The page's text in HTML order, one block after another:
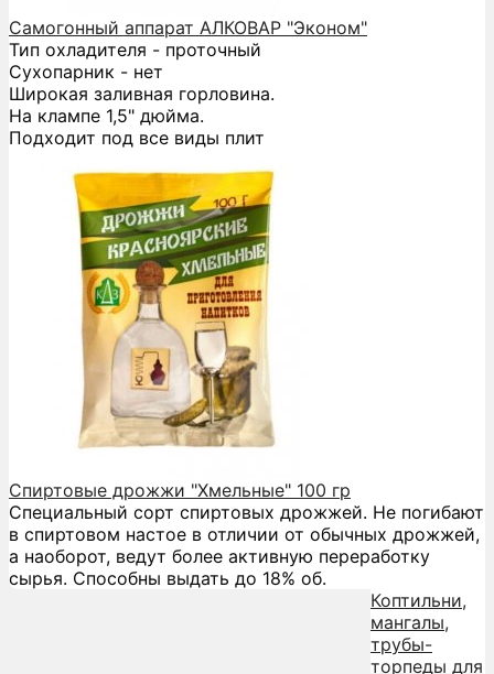
Самогонный аппарат АЛКОВАР "Эконом"
Тип охладителя - проточный
Сухопарник - нет
Широкая заливная горловина.
На клампе 1,5" дюйма.
Подходит под все виды плит
Спиртовые дрожжи "Хмельные" 100 гр
Специальный сорт спиртовых дрожжей. Не погибают
в спиртовом настое в отличии от обычных дрожжей,
а наоборот, ведут более активную переработку
сырья. Способны выдать до 18% об.
Коптильни,
мангалы,
трубы-
торпеды для